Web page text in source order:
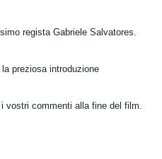
regista Gabriele Salvatores.
preziosa introduzione
vostri commenti alla fine del film.